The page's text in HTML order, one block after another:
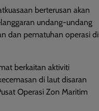
berterusan akan
undang-undang
dan pematuhan operasi di
berkaitan aktiviti
di laut disaran
Operasi Zon Maritim